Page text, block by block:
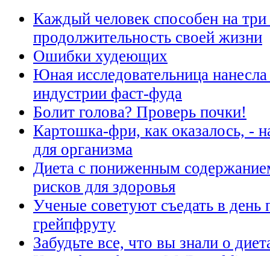
Каждый человек способен на три
продолжительность своей жизни
Ошибки худеющих
Юная исследовательница
индустрии фаст-фуда
Болит голова? Проверь почки!
Картошка-фри, как оказалось, -
для организма
Диета с пониженным
рисков для здоровья
Ученые советуют съедать в день
грейпфруту
Забудьте все, что вы знали о